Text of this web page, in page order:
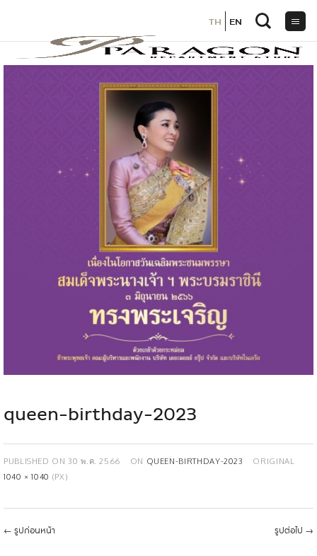
queen-birthday-2023
PUBLISHED ON30 พ.ค. 2566 ON QUEEN-BIRTHDAY-2023
ORIGINAL
1040 × 1040 (PX)
← รูปก่อนหน้า รูปต่อไป →
TH EN
TH EN